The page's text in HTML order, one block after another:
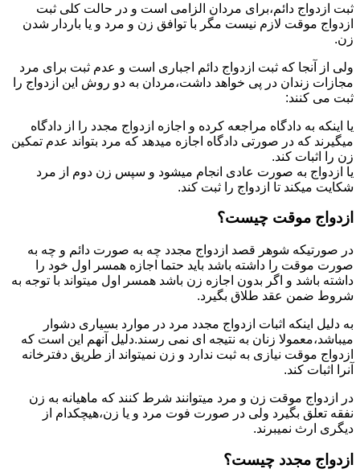
ثبت ازدواج دائم،برای مردان الزامی است و در حالت کلی ثبت
ازدواج موقت لازم نیست مگر با توافق زن و مرد و یا باردار شدن
زن.
ولی از آنجا که ثبت ازدواج دائم اجباری است و عدم ثبت برای مرد
مجازات زندان در پی خواهد داشت،مردان به دو روش این ازدواج را
ثبت می کنند:
یا اینکه به دادگاه مراجعه کرده و اجازه ازدواج مجدد را از دادگاه
میگیرند که در صورتی دادگاه اجازه میدهد که مرد بتواند عدم تمکین
زن را اثبات کند.
یا ازدواج به صورت عادی انجام میشود و سپس زن دوم از مرد
شکایت میکند تا ازدواج را ثبت کند.
ازدواج موقت چیست؟
در صورتیکه شوهر قصد ازدواج مجدد چه به صورت دائم و چه به
صورت موقت را داشته باشد باید حتما اجازه همسر اول خود را
داشته باشد و اگر بدون اجازه زن باشد همسر اول میتواند با توجه به
شروط ضمن عقد طلاق بگیرد.
به دلیل اینکه اثبات ازدواج مجدد مرد در موارد بسیاری دشوار
میباشد،معمولا زنان به نتیجه ای نمی رسند.دلیل آنهم این است که
ازدواج موقت نیازی به ثبت ندارد و زن نمیتواند از طریق دفترخانه
آنرا اثبات کند.
در ازدواج موقت زن و مرد میتوانند شرط کنند که ماهیانه به زن
نفقه تعلق بگیرد ولی در صورت فوت مرد و یا زن،هیچکدام از
دیگری ارث نمیبرند.
ازدواج مجدد چیست؟